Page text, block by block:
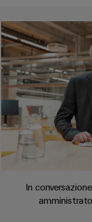
tecnologia
per
la
transizione
energetica
Industria
Soluzioni
moderne
una
mobilità
di
IIoT
e
Soluzioni
di
gestione
dei
e
di
misura
Custodie
per
Opzioni
di
digitali
eShop
OCI
EDI
e
rete
del
partner
di
Trovate
partner
di
In